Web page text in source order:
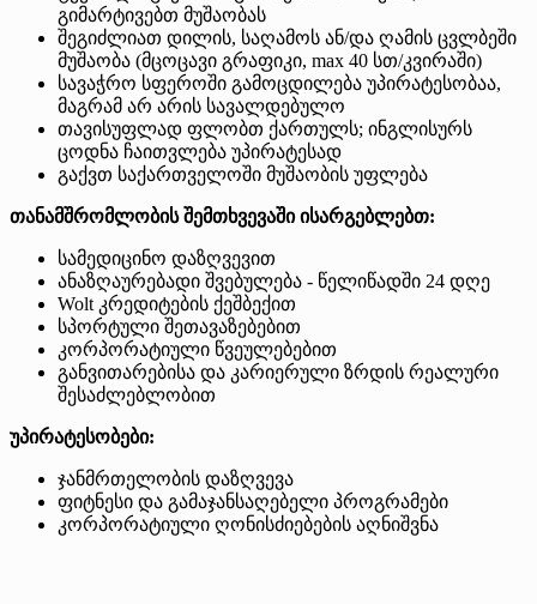
გიმარტივებთ მუშაობას
შეგიძლიათ დილის, საღამოს ან/და ღამის ცვლბეში
მუშაობა (მცოცავი გრაფიკი, max 40 სთ/კვირაში)
სავაჭრო სფეროში გამოცდილება უპირატესობაა,
მაგრამ არ არის სავალდებულო
თავისუფლად ფლობთ ქართულს; ინგლისურს
ცოდნა ჩაითვლება უპირატესად
გაქვთ საქართველოში მუშაობის უფლება
თანამშრომლობის შემთხვევაში ისარგებლებთ:
სამედიცინო დაზღვევით
ანაზღაურებადი შვებულება - წელიწადში 24 დღე
Wolt კრედიტების ქეშბექით
სპორტული შეთავაზებებით
კორპორატიული წვეულებებით
განვითარებისა და კარიერული ზრდის რეალური
შესაძლებლობით
უპირატესობები:
ჯანმრთელობის დაზღვევა
ფიტნესი და გამაჯანსაღებელი პროგრამები
კორპორატიული ღონისძიებების აღნიშვნა